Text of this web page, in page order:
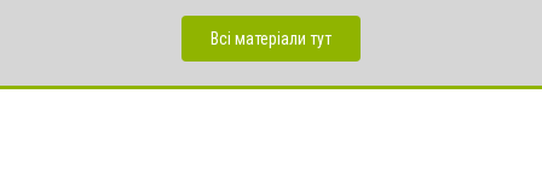
Всі матеріали тут